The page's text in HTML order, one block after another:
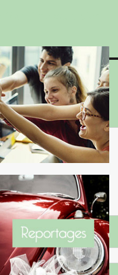
sont indiqués avec